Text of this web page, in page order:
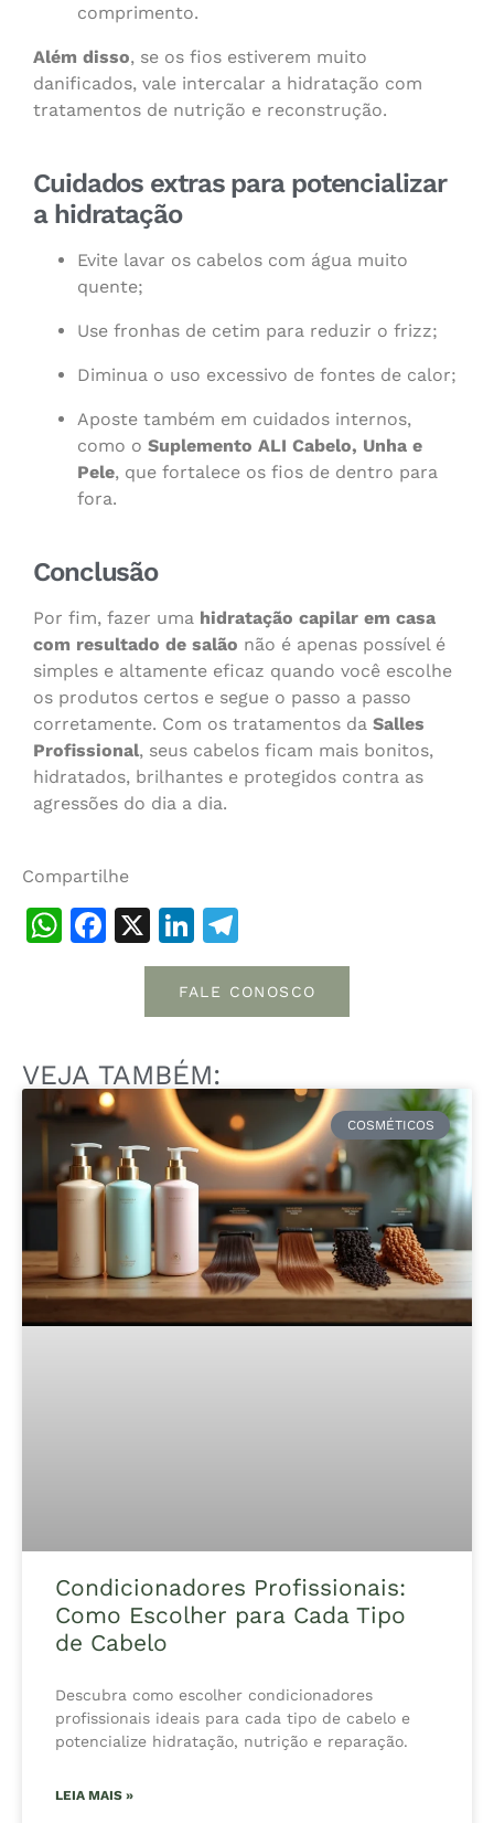
comprimento.
Além disso, se os fios estiverem muito
danificados, vale intercalar a hidratação com
tratamentos de nutrição e reconstrução.
Cuidados extras para potencializar
a hidratação
Evite lavar os cabelos com água muito
quente;
Use fronhas de cetim para reduzir o frizz;
Diminua o uso excessivo de fontes de calor;
Aposte também em cuidados internos,
como o Suplemento ALI Cabelo, Unha e
Pele, que fortalece os fios de dentro para
fora.
Conclusão
Por fim, fazer uma hidratação capilar em casa
com resultado de salão não é apenas possível é
simples e altamente eficaz quando você escolhe
os produtos certos e segue o passo a passo
corretamente. Com os tratamentos da Salles
Profissional, seus cabelos ficam mais bonitos,
hidratados, brilhantes e protegidos contra as
agressões do dia a dia.
Compartilhe
WhatsApp
Facebook
X LinkedIn
FALE CONOSCO
VEJA TAMBÉM:
COSMÉTICOS
Condicionadores Profissionais:
Como Escolher para Cada Tipo
de Cabelo
Descubra como escolher condicionadores
profissionais ideais para cada tipo de cabelo e
potencialize hidratação, nutrição e reparação.
LEIA MAIS »